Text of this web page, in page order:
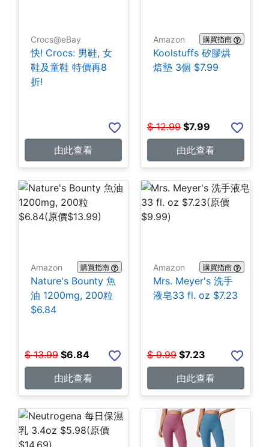
Crocs@eBay
快! Crocs: 男鞋, 女
鞋及童鞋 特價再8
折!
由此查看
Amazon 購買指南
Koolstuffs 矽膠烘
焙墊 3個 $7.99
$ 12.99 $7.99
由此查看
Amazon 購買指南
Nature's Bounty 魚
油 1200mg, 200粒
$6.84
$ 13.99 $6.84
由此查看
Amazon 購買指南
Mrs. Meyer's 洗手
液皂33 fl. oz $7.23
$ 9.99 $7.23
由此查看